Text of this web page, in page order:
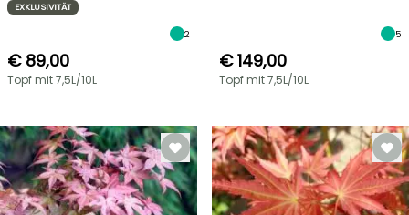
EXKLUSIVITÄT
2
€ 89,00
Topf mit 7,5L/10L
5
€ 149,00
Topf mit 7,5L/10L